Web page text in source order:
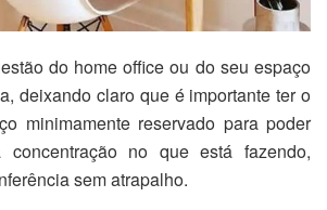
do home office ou do seu espaço
deixando claro que é importante ter o
minimamente reservado para poder
no que está fazendo,
sem atrapalho.